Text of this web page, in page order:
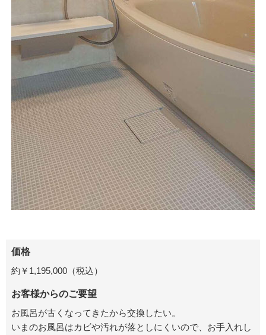
価格
約￥1,195,000（税込）
お客様からのご要望
お風呂が古くなってきたから交換したい。
いまのお風呂はカビや汚れが落としにくいので、お手入れし